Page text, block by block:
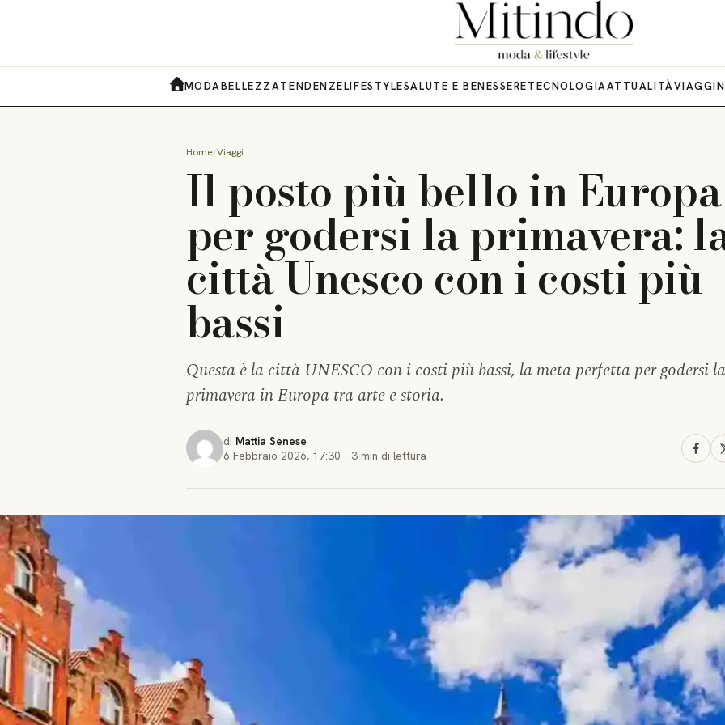
MODABELLEZZATENDENZELIFESTYLESALUTE E BENESSERETECNOLOGIAATTUALITÀVIAGGI
Home Viaggi
Il posto più bello in Europa
per godersi la primavera:
città Unesco con i costi più
bassi
Questa è la città UNESCO con i costi più bassi, la meta perfetta per godersi la
primavera in Europa tra arte e storia.
di Mattia Senese
6 Febbraio 2026, 17:30 · 3 min di lettura